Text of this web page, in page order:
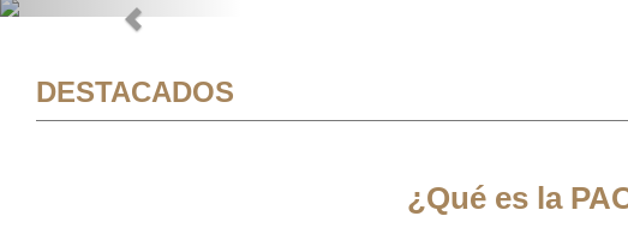
Previous
DESTACADOS
¿Qué es la